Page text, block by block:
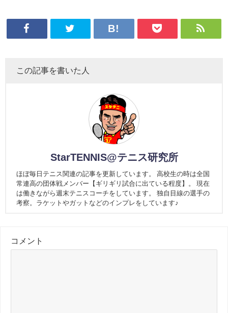
この記事を書いた人
StarTENNIS@テニス研究所
ほぼ毎日テニス関連の記事を更新しています。 高校生の時は全国
常連高の団体戦メンバー【ギリギリ試合に出ている程度】。 現在
は働きながら週末テニスコーチをしています。 独自目線の選手の
考察。ラケットやガットなどのインプレをしています♪
コメント